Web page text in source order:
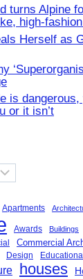
turns Alpine
high-
Herself as
is
or it isn’t
Apartments
Awards Buildings
Commercial
Design
houses